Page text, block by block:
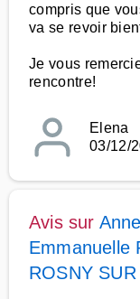
compris que
va se revoir
Je vous
rencontre!
Elena
03/12/
Avis sur Anne
Emmanuelle
ROSNY